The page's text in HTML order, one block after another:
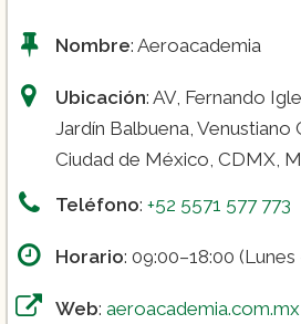
Nombre: Aeroacademia
Ubicación: AV, Fernando
Jardín Balbuena, Venustiano
Ciudad de México, CDMX,
Teléfono: +52 5571 577 773
Horario: 09:00–18:00 (Lunes
Web: aeroacademia.com.mx